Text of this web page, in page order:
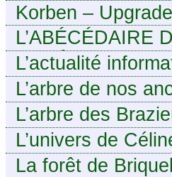
Korben –
L’ABÉCÉDAIRE
ANCÊTRES –
j’aurais aimé
famille mais n’ai
demander
L’actualité
tech pour
L’arbre de nos
L’arbre des
L’univers de
La forêt de